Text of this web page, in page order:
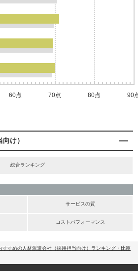
60点 70点 80点 90
け）
総合ランキング
サービスの質
コストパフォーマンス
すすめの人材派遣会社（採用担当向け）ランキング・比較